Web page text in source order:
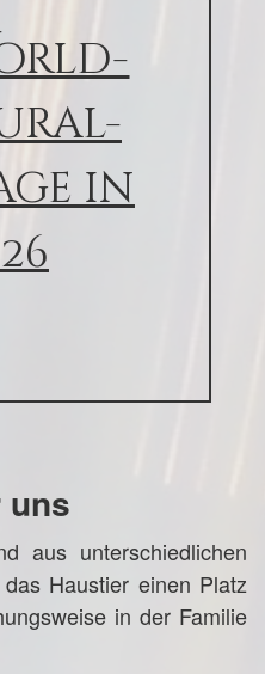
in
uns
aus unterschiedlichen
Haustier einen Platz
in der Familie